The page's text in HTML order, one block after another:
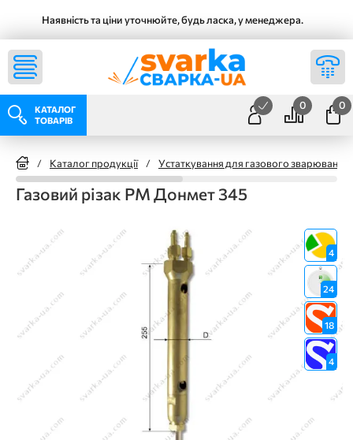
Наявність та ціни уточнюйте, будь ласка, у менеджера.
КАТАЛОГ
ТОВАРІВ
0 0
/ Каталог продукції / Устаткування для газового зварювання
Газовий різак РМ Донмет 345
4
24
18
4